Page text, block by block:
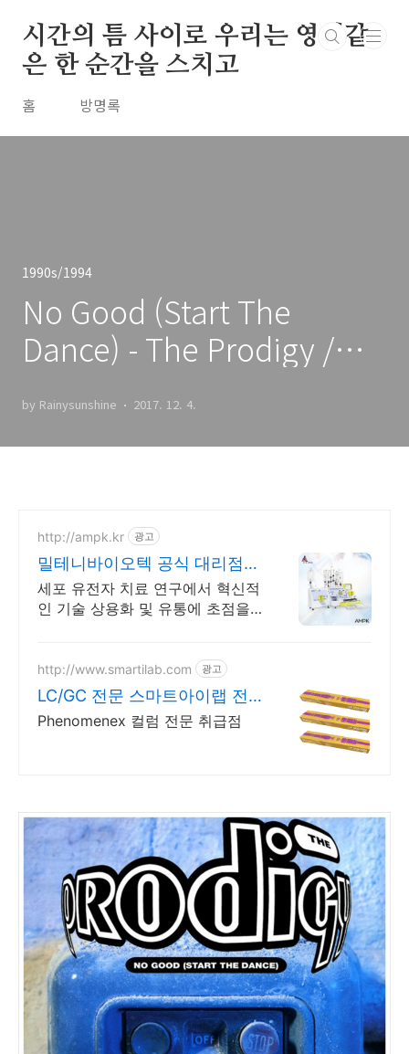
시간의 틈 사이로 우리는 영원같
은 한 순간을 스치고
홈 방명록
1990s/1994
No Good (Start The
Dance) - The Prodigy /
by Rainysunshine 2017. 12. 4.
http://ampk.kr 광고
밀테니바이오텍 공식 대리점
에이엠피케이(AMPK)
세포 유전자 치료 연구에서 혁신적
인 기술 상용화 및 유통에 초점을
http://www.smartilab.com 광고
LC/GC 전문 스마트아이랩 전
품목 취급! 문의주세요!
Phenomenex 컬럼 전문 취급점